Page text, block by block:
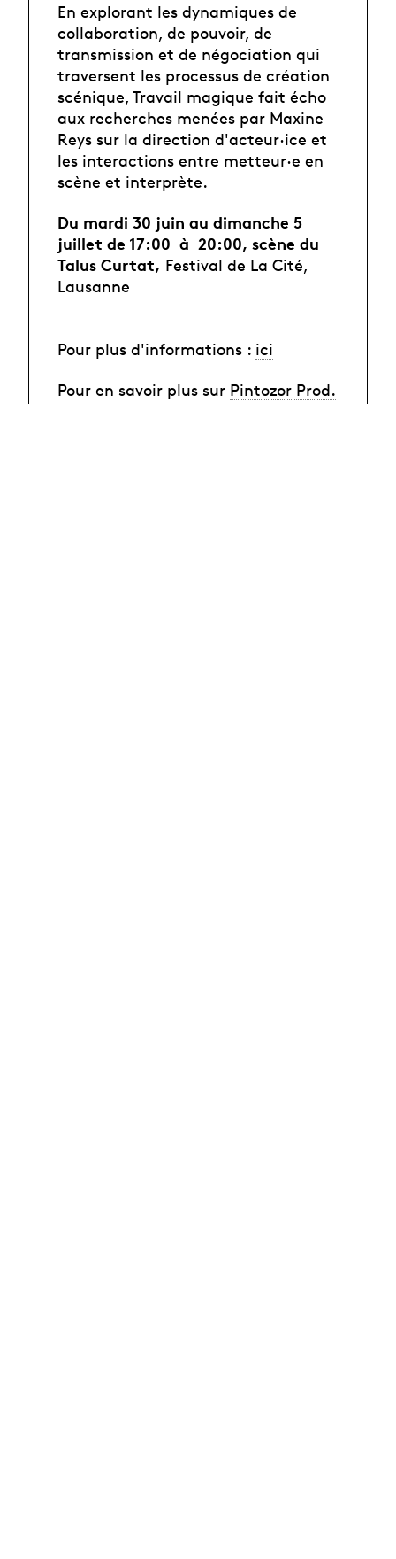
En explorant les dynamiques de
collaboration, de pouvoir, de
transmission et de négociation qui
traversent les processus de création
scénique, Travail magique fait écho
aux recherches menées par Maxine
Reys sur la direction d'acteur·ice et
les interactions entre metteur·e en
scène et interprète.
Du mardi 30 juin au dimanche 5
juillet de 17:00 à 20:00, scène du
Talus Curtat, Festival de La Cité,
Lausanne
Pour plus d'informations : ici
Pour en savoir plus sur Pintozor Prod.